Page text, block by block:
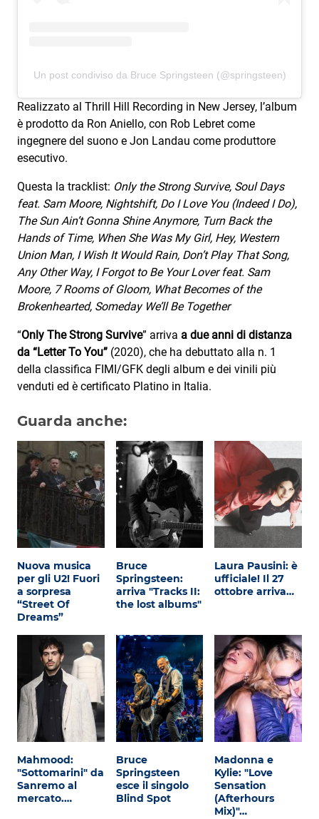
Un post condiviso da Bruce Springsteen (@springsteen)
Realizzato al Thrill Hill Recording in New Jersey, l’album
è prodotto da Ron Aniello, con Rob Lebret come
ingegnere del suono e Jon Landau come produttore
esecutivo.
Questa la tracklist: Only the Strong Survive, Soul Days
feat. Sam Moore, Nightshift, Do I Love You (Indeed I Do),
The Sun Ain’t Gonna Shine Anymore, Turn Back the
Hands of Time, When She Was My Girl, Hey, Western
Union Man, I Wish It Would Rain, Don’t Play That Song,
Any Other Way, I Forgot to Be Your Lover feat. Sam
Moore, 7 Rooms of Gloom, What Becomes of the
Brokenhearted, Someday We’ll Be Together
“Only The Strong Survive” arriva a due anni di distanza
da “Letter To You” (2020), che ha debuttato alla n. 1
della classifica FIMI/GFK degli album e dei vinili più
venduti ed è certificato Platino in Italia.
Guarda anche:
Nuova musica
per gli U2! Fuori
a sorpresa
“Street Of
Dreams”
Bruce
Springsteen:
arriva "Tracks II:
the lost albums"
Laura Pausini: è
ufficiale! Il 27
ottobre arriva…
Mahmood:
"Sottomarini" da
Sanremo al
mercato.…
Bruce
Springsteen
esce il singolo
Blind Spot
Madonna e
Kylie: "Love
Sensation
(Afterhours
Mix)"…